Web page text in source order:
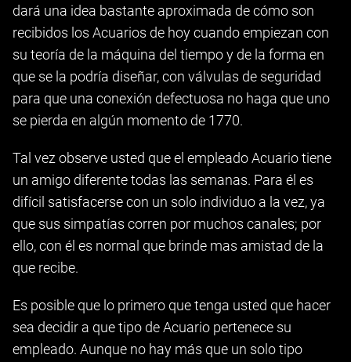
dará una idea bastante aproximada de cómo son
recibidos los Acuarios de hoy cuando empiezan con
su teoría de la máquina del tiempo y de la forma en
que se la podría diseñar, con válvulas de seguridad
para que una conexión defectuosa no haga que uno
se pierda en algún momento de 1770.
Tal vez observe usted que el empleado Acuario tiene
un amigo diferente todas las semanas. Para él es
difícil satisfacerse con un solo individuo a la vez, ya
que sus simpatías corren por muchos canales; por
ello, con él es normal que brinde mas amistad de la
que recibe.
Es posible que lo primero que tenga usted que hacer
sea decidir a que tipo de Acuario pertenece su
empleado. Aunque no hay más que un solo tipo